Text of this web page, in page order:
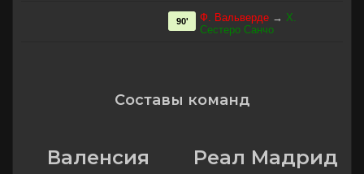
Ф. Вальверде → Х.
Сестеро Санчо
90'
Составы команд
Валенсия Реал Мадрид